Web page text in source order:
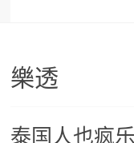
樂透
泰国人也疯